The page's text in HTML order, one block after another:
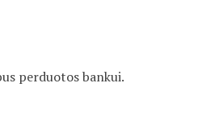
perduotos bankui.